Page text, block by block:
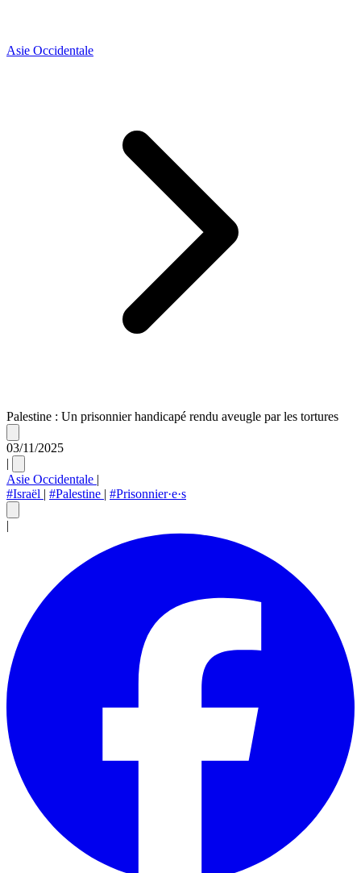
Asie Occidentale
Palestine : Un prisonnier handicapé rendu aveugle par les tortures
03/11/2025
|
Asie Occidentale |
#Israël | #Palestine | #Prisonnier·e·s
|